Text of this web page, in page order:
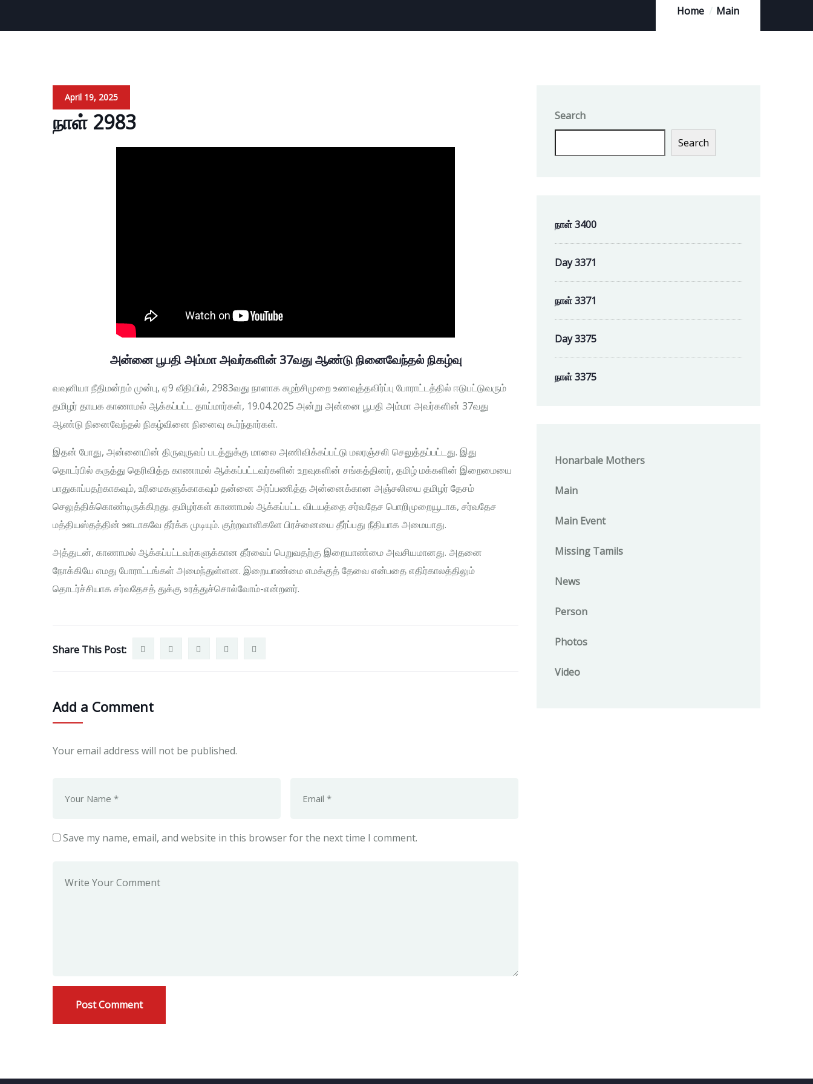
Home Main
April 19, 2025
நாள் 2983
அன்னை பூபதி அம்மா அவர்களின் 37வது ஆண்டு நினைவேந்தல் நிகழ்வு
வவுனியா நீதிமன்றம் முன்பு, ஏ9 வீதியில், 2983வது நாளாக சுழற்சிமுறை உணவுத்தவிர்ப்பு போராட்டத்தில் ஈடுபட்டுவரும்
தமிழர் தாயக காணாமல் ஆக்கப்பட்ட தாய்மார்கள், 19.04.2025 அன்று அன்னை பூபதி அம்மா அவர்களின் 37வது
ஆண்டு நினைவேந்தல் நிகழ்வினை நினைவு கூர்ந்தார்கள்.
இதன் போது, அன்னையின் திருவுருவப் படத்துக்கு மாலை அணிவிக்கப்பட்டு மலரஞ்சலி செலுத்தப்பட்டது. இது
தொடர்பில் கருத்து தெரிவித்த காணாமல் ஆக்கப்பட்டவர்களின் உறவுகளின் சங்கத்தினர், தமிழ் மக்களின் இறைமையை
பாதுகாப்பதற்காகவும், உரிமைகளுக்காகவும் தன்னை அர்ப்பணித்த அன்னைக்கான அஞ்சலியை தமிழர் தேசம்
செலுத்திக்கொண்டிருக்கிறது. தமிழர்கள் காணாமல் ஆக்கப்பட்ட விடயத்தை சர்வதேச பொறிமுறையூடாக, சர்வதேச
மத்தியஸ்தத்தின் ஊடாகவே தீர்க்க முடியும். குற்றவாளிகளே பிரச்னையை தீர்ப்பது நீதியாக அமையாது.
அத்துடன், காணாமல் ஆக்கப்பட்டவர்களுக்கான தீர்வைப் பெறுவதற்கு இறையாண்மை அவசியமானது. அதனை
நோக்கியே எமது போராட்டங்கள் அமைந்துள்ளன. இறையாண்மை எமக்குத் தேவை என்பதை எதிர்காலத்திலும்
தொடர்ச்சியாக சர்வதேசத் துக்கு உரத்துச்சொல்வோம்-என்றனர்.
Share This Post:
Add a Comment
Your email address will not be published.
Save my name, email, and website in this browser for the next time I comment.
Search
Search
நாள் 3400
Day 3371
நாள் 3371
Day 3375
நாள் 3375
Honarbale Mothers
Main
Main Event
Missing Tamils
News
Person
Photos
Video